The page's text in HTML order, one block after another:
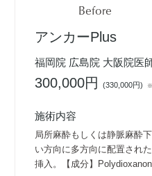
Before
アンカーPlus
福岡院 広島院 大阪院医
300,000円(330,000円) ※
施術内容
局所麻酔もしくは静脈麻酔
い方向に多方向に配置され
挿入。【成分】Polydioxanon